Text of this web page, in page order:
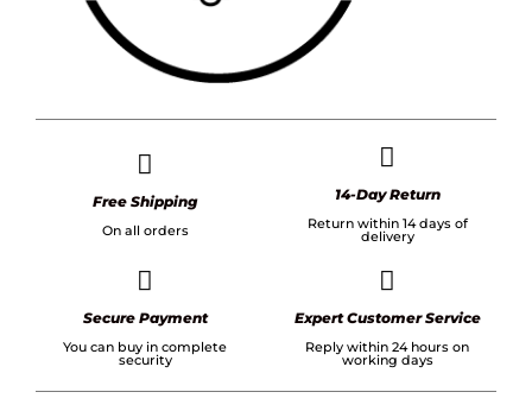
Free Shipping
On all orders
14-Day Return
Return within 14 days of
delivery
Secure Payment
You can buy in complete
security
Expert Customer Service
Reply within 24 hours on
working days